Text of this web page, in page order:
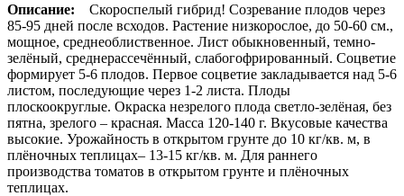
Описание: Скороспелый гибрид! Созревание плодов через
85-95 дней после всходов. Растение низкорослое, до 50-60 см.,
мощное, среднеоблиственное. Лист обыкновенный, темно-
зелёный, среднерассечённый, слабогофрированный. Соцветие
формирует 5-6 плодов. Первое соцветие закладывается над 5-6
листом, последующие через 1-2 листа. Плоды
плоскоокруглые. Окраска незрелого плода светло-зелёная, без
пятна, зрелого – красная. Масса 120-140 г. Вкусовые качества
высокие. Урожайность в открытом грунте до 10 кг/кв. м, в
плёночных теплицах– 13-15 кг/кв. м. Для раннего
производства томатов в открытом грунте и плёночных
теплицах.